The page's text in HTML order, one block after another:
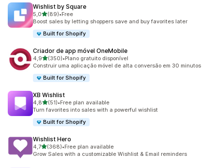
Wishlist by Square
5,0de 5 estrelas
(89)
89 total de avaliações
•Free
Boost sales by letting shoppers save and buy favorites later
Built for Shopify
Criador de app móvel OneMobile
4,9de 5 estrelas
(350)
350 total de avaliações
•Plano gratuito disponível
Construir uma aplicação móvel de alta conversão em 30 minutos
Built for Shopify
XB Wishlist
4,8de 5 estrelas
(51)
51 total de avaliações
•Free plan available
Turn favorites into sales with a powerful wishlist
Built for Shopify
Wishlist Hero
4,7de 5 estrelas
(368)
368 total de avaliações
•Free plan available
Grow Sales with a customizable Wishlist & Email reminders